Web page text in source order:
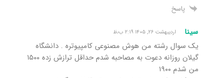
پاسخ
سینا اردیبهشت ۲۶, ۱۴۰۵ ۲:۱۹ ب٫ظ
یک سوال رشته من هوش مصنوعی کامپیوتره . دانشگاه
گیلان روزانه دعوت به مصاحبه شدم حداقل ترازش زده ۱۵۰۰
من شدم ۱۹۰۰